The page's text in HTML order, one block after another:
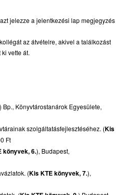
jelezze a jelentkezési lap megjegyzés
az átvételre, akivel a találkozást
vette át.
Bp., Könyvtárostanárok Egyesülete,
szolgáltatásfejlesztéséhez. (Kis
Ft
könyvek, 6.), Budapest,
(Kis KTE könyvek, 7.),